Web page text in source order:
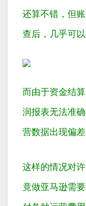
还算不错，但
查后，几乎可
而由于资金结
润报表无法准
营数据出现偏
这样的情况对
竟做亚马逊需